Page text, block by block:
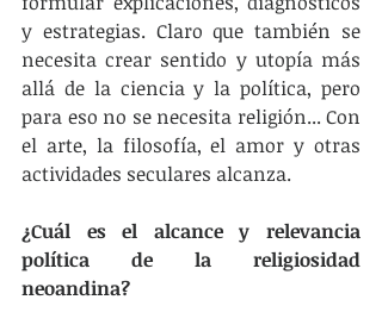
y estrategias. Claro que también se
necesita crear sentido y utopía más
allá de la ciencia y la política, pero
para eso no se necesita religión... Con
el arte, la filosofía, el amor y otras
actividades seculares alcanza.
¿Cuál es el alcance y relevancia
política de la religiosidad
neoandina?